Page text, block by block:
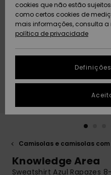
AJUDA
dados
Guia de
obteres
rápida à
conversa
SUSTAINABILITY
PRESENTE
DESEJO
Camisolas e camisolas
Knowledge Area
Sweatshirt Azul Rapazes
cookies que não estão
como certos cookies de
mais informações, consulta a
política de privacidade